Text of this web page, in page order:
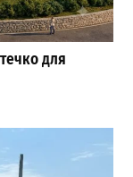
для